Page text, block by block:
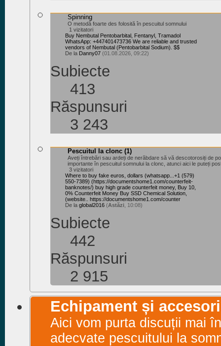
Spinning
O metodă foarte des folosită în pescuitul somnului
1 vizitatori
Buy Nembutal Pentobarbital, Fentanyl, Tramadol
WhatsApp: +447401473736 We are reliable and trusted
vendors of Nembutal (Pentobarbital Sodium). $$
De la Danny07 (01.08.2026, 09:22)
Subiecte
413
Răspunsuri
3 243
Pescuitul la clonc (1)
Aveți întrebări sau ardeți de nerăbdare să vă descotorosiți de
importante în pescuitul somnului la clonc, atunci aici le puteți
3 vizitatori
Where to buy fake euros, dollars (whatsapp...+1 (579)
550-7389) ‪(https://documentshome1.com/counterfeit-
banknotes/) buy high grade counterfeit money, Buy 10,
0% Counterfeit Money Buy SSD Chemical Solution,
(website.. https://documentshome1.com/counter
De la global2016 (Astăzi , 10:08)
Subiecte
442
Răspunsuri
2 915
Echipament și
Aici vom purta discuții mai
adecvate pescuitului la